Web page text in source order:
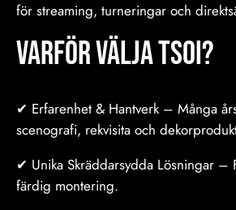
för streaming, turneringar och
Varför Välja TSOI?
✔ Erfarenhet & Hantverk – Många
scenografi, rekvisita och
✔ Unika Skräddarsydda Lösningar –
färdig montering.